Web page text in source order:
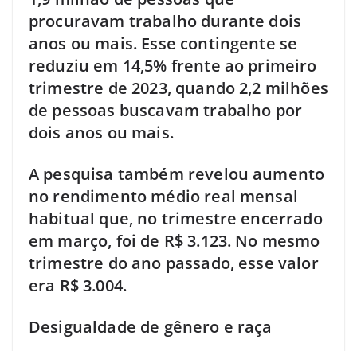
procuravam trabalho durante dois
anos ou mais. Esse contingente se
reduziu em 14,5% frente ao primeiro
trimestre de 2023, quando 2,2 milhões
de pessoas buscavam trabalho por
dois anos ou mais.
A pesquisa também revelou aumento
no rendimento médio real mensal
habitual que, no trimestre encerrado
em março, foi de R$ 3.123. No mesmo
trimestre do ano passado, esse valor
era R$ 3.004.
Desigualdade de gênero e raça